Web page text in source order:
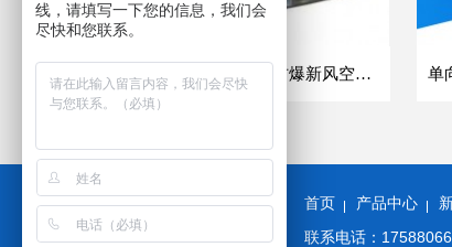
吊顶式空调机组商业车间防爆新风空调器射流冷暖机组
首页 产品中心
联系电话：
线，请填写一下您的信息，我们会
尽快和您联系。